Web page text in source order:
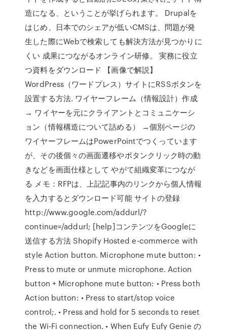
造になる、ということが挙げられます。 Drupalを
はじめ、日本でのシェアが低いCMSは、問題が発
生した際にWebで検索しても解決方法が見つかりに
くい 成果につながるオンライン研修。 実務に役立
つ資料をダウンロード 【画像で解説】
WordPress（ワードプレス）サイトにRSSボタンを
設置する方法. ワイヤーフレーム（情報設計）作成
→ ワイヤーを元にクライアントとコミュニケーシ
ョン（情報構造について詰める） →個別ページの
ワイヤーフレームはPowerPointでつくっています
が、その後個々の画面遷移やボタンクリック時の動
きなどを画面仕様として やがて組織変革につなが
る メモ：RFPは、上記記事内のリンクから個人情報
を入力するとダウンロード可能 サイトの登録
http://www.google.com/addurl/?
continue=/addurl; [help]コンテンツをGoogleに
送信する方法 Shopify Hosted e-commerce with
style Action button. Microphone mute button: •
Press to mute or unmute microphone. Action
button + Microphone mute button: • Press both
Action button: • Press to start/stop voice
control;. • Press and hold for 5 seconds to reset
the Wi-Fi connection. • When Eufy Eufy Genie の